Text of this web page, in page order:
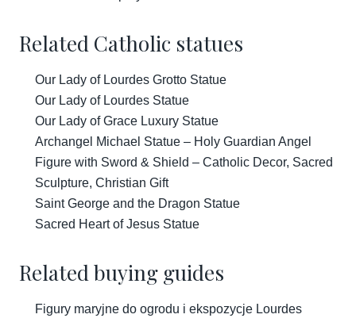
Related Catholic statues
Our Lady of Lourdes Grotto Statue
Our Lady of Lourdes Statue
Our Lady of Grace Luxury Statue
Archangel Michael Statue – Holy Guardian Angel
Figure with Sword & Shield – Catholic Decor, Sacred
Sculpture, Christian Gift
Saint George and the Dragon Statue
Sacred Heart of Jesus Statue
Related buying guides
Figury maryjne do ogrodu i ekspozycje Lourdes